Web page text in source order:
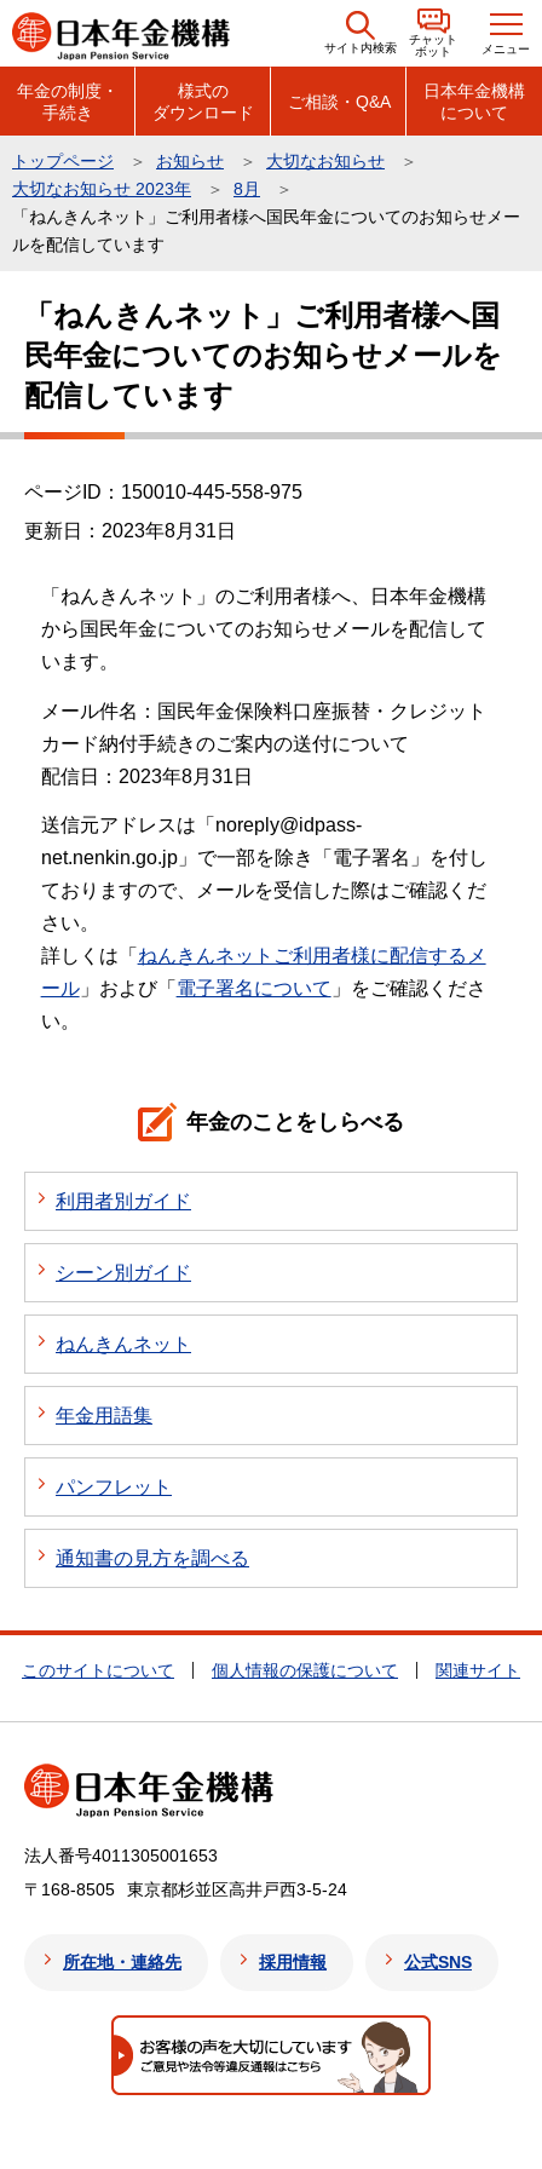
こ
の
頭
サイト内検索
チャット
ボット
メニュー
年金の制度・
手続き
様式の
ダウンロード
ご相談・Q&A
日本年金機構
について
トップページ お知らせ
大切なお知らせ
大切なお知らせ 2023年
8月
「ねんきんネット」ご利用者様へ国民年金についてのお知らせメー
ルを配信しています
「ねんきんネット」ご利用者様へ国
民年金についてのお知らせメールを
配信しています
ページID：150010-445-558-975
更新日：2023年8月31日
「ねんきんネット」のご利用者様へ、日本年金機構
から国民年金についてのお知らせメールを配信して
います。
メール件名：国民年金保険料口座振替・クレジット
カード納付手続きのご案内の送付について
配信日：2023年8月31日
送信元アドレスは「noreply@idpass-
net.nenkin.go.jp」で一部を除き「電子署名」を付し
ておりますので、メールを受信した際はご確認くだ
さい。
詳しくは「 ねんきんネットご利用者様に配信するメ
ール」および「 電子署名について 」をご確認くださ
い。
年金のことをしらべる
利用者別ガイド
シーン別ガイド
ねんきんネット
年金用語集
パンフレット
通知書の見方を調べる
このサイトについて 個人情報の保護について 関連サイト
法人番号4011305001653
〒168-8505
東京都杉並区高井戸西3-5-24
所在地・連絡先 採用情報 公式SNS